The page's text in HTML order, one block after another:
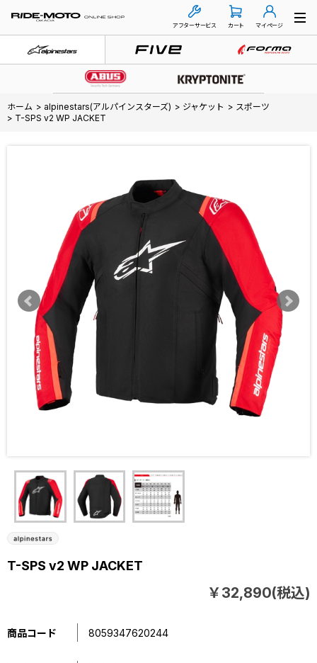
アフターサービス カート マイページ
ホーム > alpinestars(アルパインスターズ) > ジャケット > スポーツ
> T-SPS v2 WP JACKET
T-SPS v2 WP JACKET
￥32,890(税込)
商品コード 8059347620244